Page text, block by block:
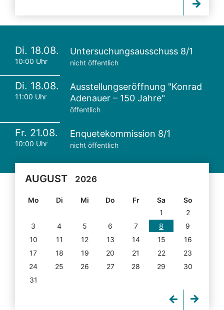
Di. 18.08.
10:00 Uhr
Untersuchungsausschuss 8/1
nicht öffentlich
Di. 18.08.
11:00 Uhr
Ausstellungseröffnung "Konrad
Adenauer – 150 Jahre"
öffentlich
Fr. 21.08.
10:00 Uhr
Enquetekommission 8/1
nicht öffentlich
AUGUST 2026
Mo Di Mi Do Fr Sa
So
1
2
3
4 5 6 7 8
9
10
11 12 13 14 15
16
17
18 19 20 21 22
23
24
25 26 27 28 29
30
31